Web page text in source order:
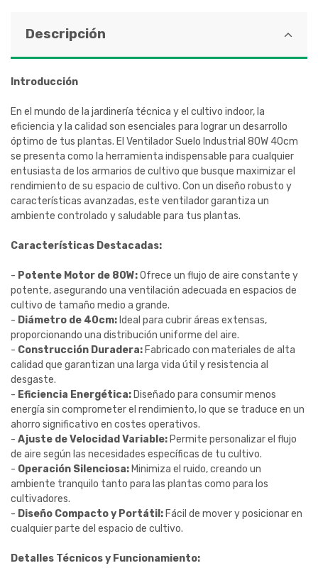
Descripción
Introducción
En el mundo de la jardinería técnica y el cultivo indoor, la
eficiencia y la calidad son esenciales para lograr un desarrollo
óptimo de tus plantas. El Ventilador Suelo Industrial 80W 40cm
se presenta como la herramienta indispensable para cualquier
entusiasta de los armarios de cultivo que busque maximizar el
rendimiento de su espacio de cultivo. Con un diseño robusto y
características avanzadas, este ventilador garantiza un
ambiente controlado y saludable para tus plantas.
Características Destacadas:
- Potente Motor de 80W:Ofrece un flujo de aire constante y
potente, asegurando una ventilación adecuada en espacios de
cultivo de tamaño medio a grande.
- Diámetro de 40cm:Ideal para cubrir áreas extensas,
proporcionando una distribución uniforme del aire.
- Construcción Duradera:Fabricado con materiales de alta
calidad que garantizan una larga vida útil y resistencia al
desgaste.
- Eficiencia Energética:Diseñado para consumir menos
energía sin comprometer el rendimiento, lo que se traduce en un
ahorro significativo en costes operativos.
- Ajuste de Velocidad Variable:Permite personalizar el flujo
de aire según las necesidades específicas de tu cultivo.
- Operación Silenciosa:Minimiza el ruido, creando un
ambiente tranquilo tanto para las plantas como para los
cultivadores.
- Diseño Compacto y Portátil:Fácil de mover y posicionar en
cualquier parte del espacio de cultivo.
Detalles Técnicos y Funcionamiento: